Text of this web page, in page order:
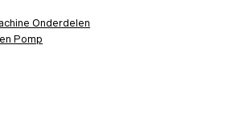
Onderdelen
Pomp